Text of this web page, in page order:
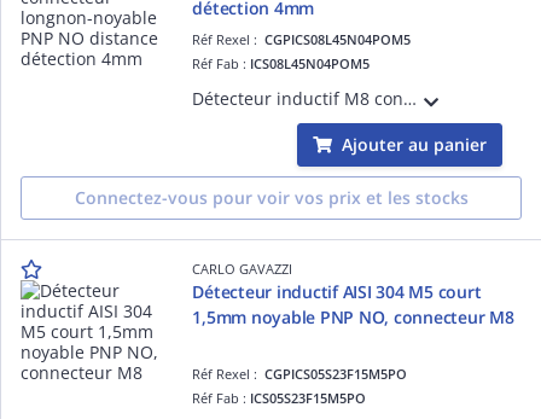
détection 4mm
Réf Rexel :CGPICS08L45N04POM5
Réf Fab : ICS08L45N04POM5
Détecteur inductif M8 connecteur longnon-noyable PNP NO distance détection 4mm en acier inoxydable
Ajouter au panier
Connectez-vous pour voir vos prix et les stocks
CARLO GAVAZZI
Détecteur inductif AISI 304 M5 court
1,5mm noyable PNP NO, connecteur M8
Réf Rexel :CGPICS05S23F15M5PO
Réf Fab : ICS05S23F15M5PO